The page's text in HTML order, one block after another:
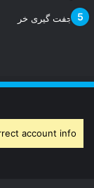
account info.